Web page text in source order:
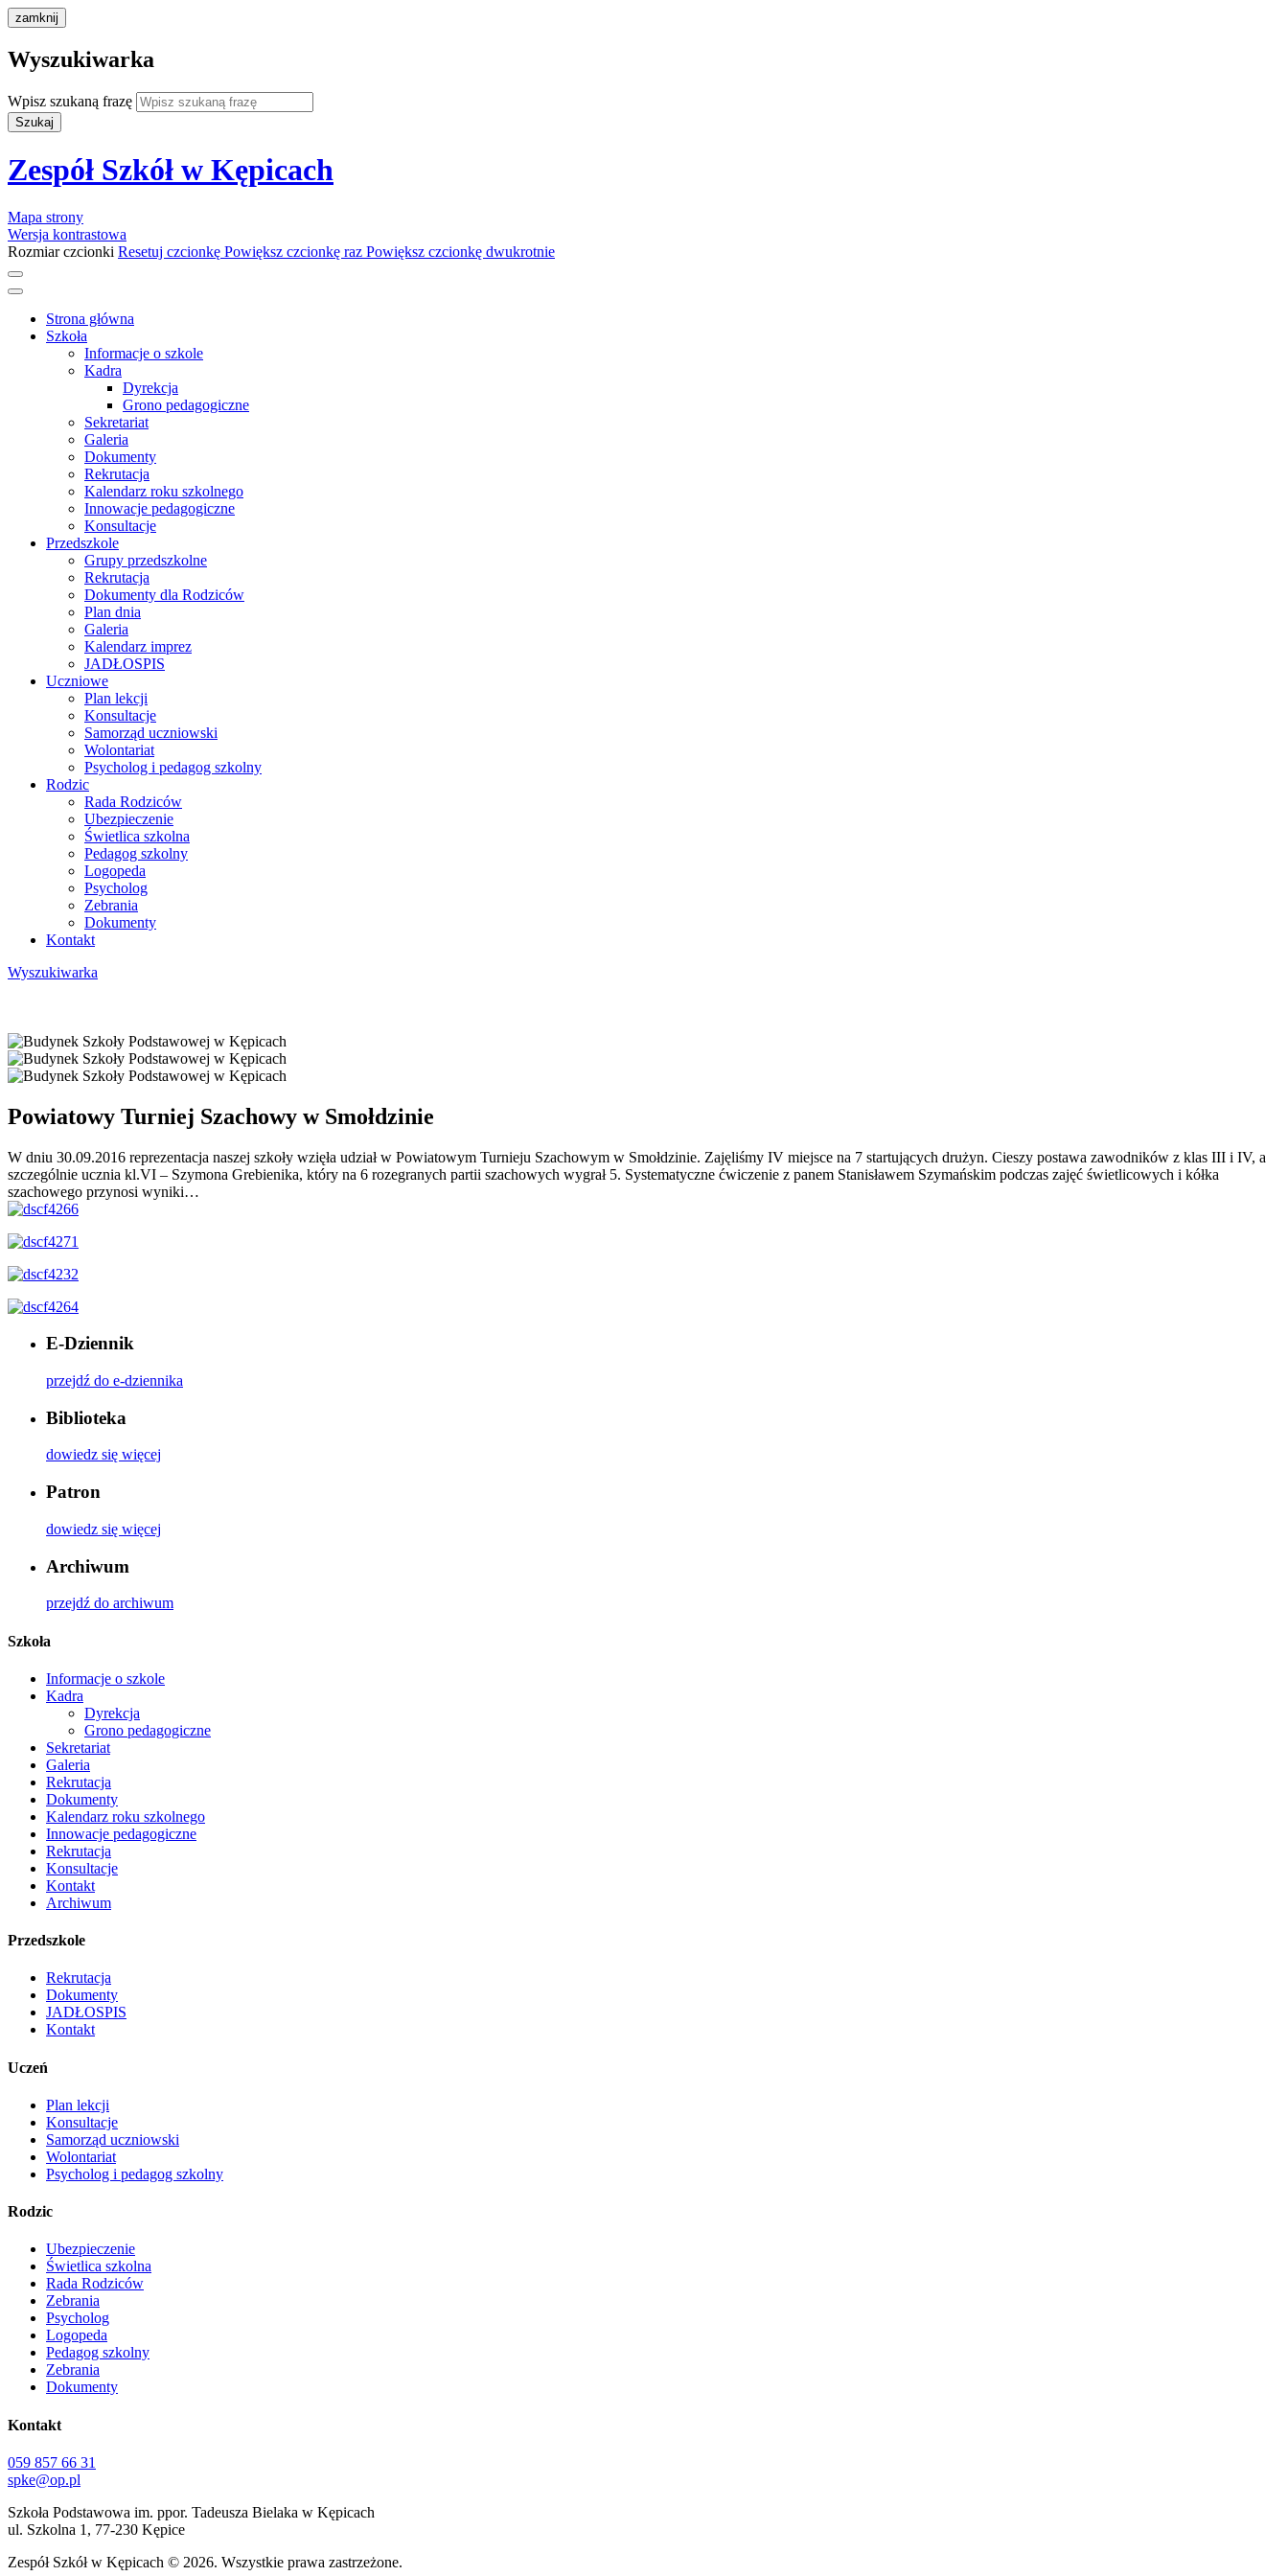
zamknij
Wyszukiwarka
Wpisz szukaną frazę
Szukaj
Zespół Szkół w Kępicach
Mapa strony
Wersja kontrastowa
Rozmiar czcionki Resetuj czcionkę Powiększ czcionkę raz Powiększ czcionkę dwukrotnie
Strona główna
Szkoła
Informacje o szkole
Kadra
Dyrekcja
Grono pedagogiczne
Sekretariat
Galeria
Dokumenty
Rekrutacja
Kalendarz roku szkolnego
Innowacje pedagogiczne
Konsultacje
Przedszkole
Grupy przedszkolne
Rekrutacja
Dokumenty dla Rodziców
Plan dnia
Galeria
Kalendarz imprez
JADŁOSPIS
Uczniowe
Plan lekcji
Konsultacje
Samorząd uczniowski
Wolontariat
Psycholog i pedagog szkolny
Rodzic
Rada Rodziców
Ubezpieczenie
Świetlica szkolna
Pedagog szkolny
Logopeda
Psycholog
Zebrania
Dokumenty
Kontakt
Wyszukiwarka
Powiatowy Turniej Szachowy w Smołdzinie
W dniu 30.09.2016 reprezentacja naszej szkoły wzięła udział w Powiatowym Turnieju Szachowym w Smołdzinie. Zajęliśmy IV miejsce na 7 startujących drużyn. Cieszy postawa zawodników z klas III i IV, a
szczególnie ucznia kl.VI – Szymona Grebienika, który na 6 rozegranych partii szachowych wygrał 5. Systematyczne ćwiczenie z panem Stanisławem Szymańskim podczas zajęć świetlicowych i kółka
szachowego przynosi wyniki…
E-Dziennik
przejdź do e-dziennika
Biblioteka
dowiedz się więcej
Patron
dowiedz się więcej
Archiwum
przejdź do archiwum
Szkoła
Informacje o szkole
Kadra
Dyrekcja
Grono pedagogiczne
Sekretariat
Galeria
Rekrutacja
Dokumenty
Kalendarz roku szkolnego
Innowacje pedagogiczne
Rekrutacja
Konsultacje
Kontakt
Archiwum
Przedszkole
Rekrutacja
Dokumenty
JADŁOSPIS
Kontakt
Uczeń
Plan lekcji
Konsultacje
Samorząd uczniowski
Wolontariat
Psycholog i pedagog szkolny
Rodzic
Ubezpieczenie
Świetlica szkolna
Rada Rodziców
Zebrania
Psycholog
Logopeda
Pedagog szkolny
Zebrania
Dokumenty
Kontakt
059 857 66 31
spke@op.pl
Szkoła Podstawowa im. ppor. Tadeusza Bielaka w Kępicach
ul. Szkolna 1, 77-230 Kępice
Zespół Szkół w Kępicach © 2026. Wszystkie prawa zastrzeżone.